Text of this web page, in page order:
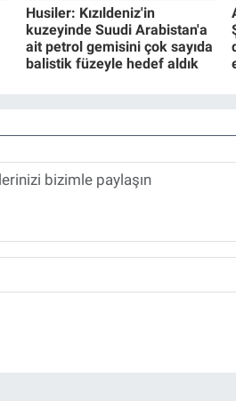
Husiler: Kızıldeniz'in
kuzeyinde Suudi Arabistan'a
ait petrol gemisini çok sayıda
balistik füzeyle hedef aldık